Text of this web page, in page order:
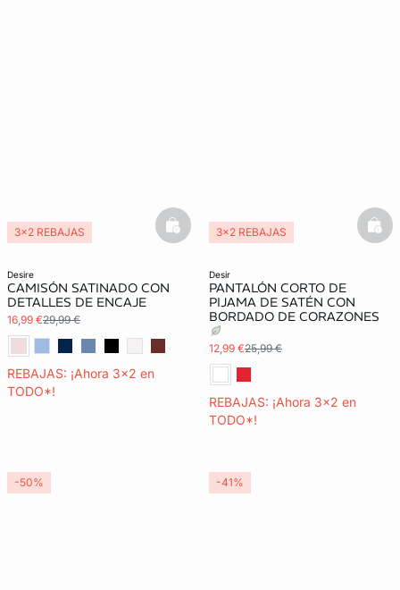
desire
CAMISÓN SATINADO CON
DETALLES DE ENCAJE
16,99 €29,99 €
REBAJAS: ¡Ahora 3x2 en
TODO*!
3x2 REBAJAS
basketfull
desir
PANTALÓN CORTO DE
PIJAMA DE SATÉN CON
BORDADO DE CORAZONES
12,99 €25,99 €
REBAJAS: ¡Ahora 3x2 en
TODO*!
3x2 REBAJAS
-50% -41%